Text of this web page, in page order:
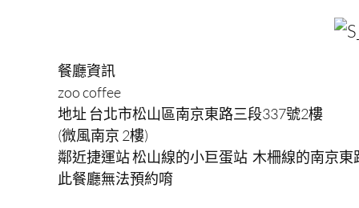
餐廳資訊
zoo coffee
地址 台北市松山區南京東路三段337號2樓
(微風南京 2樓)
鄰近捷運站 松山線的小巨蛋站 木柵線的南京東
此餐廳無法預約唷